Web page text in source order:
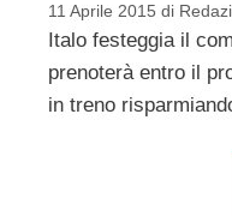
11 Aprile 2015 di
Italo festeggia il
prenoterà entro il
in treno